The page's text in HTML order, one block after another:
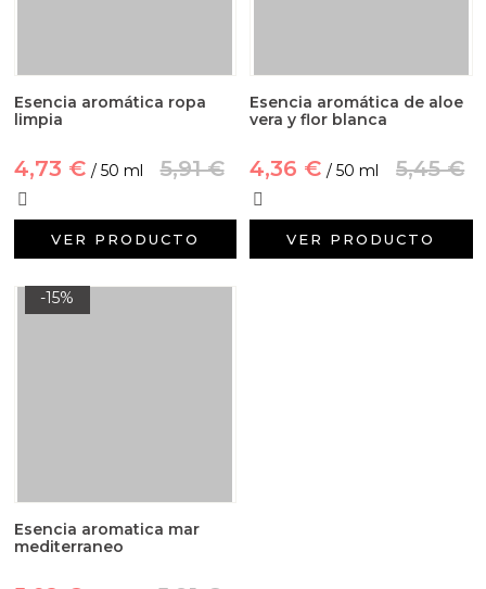
Esencia aromática ropa
limpia
4,73 € / 50 ml 5,91 €
VER PRODUCTO
Esencia aromática de aloe
vera y flor blanca
4,36 € / 50 ml 5,45 €
VER PRODUCTO
-15%
Esencia aromatica mar
mediterraneo